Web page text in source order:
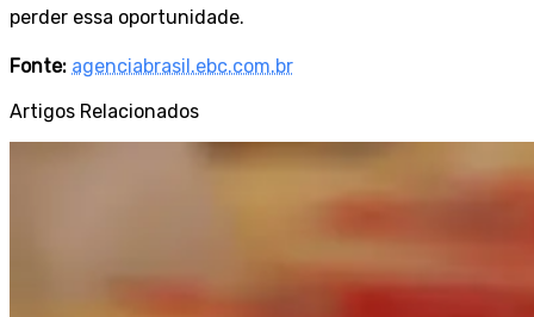
perder essa oportunidade.
Fonte: agenciabrasil.ebc.com.br
Artigos Relacionados